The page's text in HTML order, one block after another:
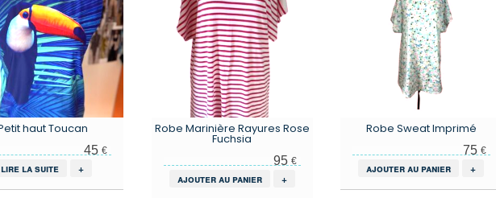
haut Toucan
45€
lire la suite +
Robe Marinière Rayures Rose
Fuchsia
95 €
ajouter au panier +
Robe Sweat Imprimé
75 €
ajouter au panier +